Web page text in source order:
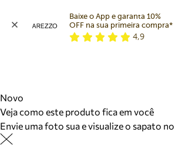
Scarpin
Mocassim
Baixe o App e garanta 10%
OFF na sua primeira compra*
4,9
Novo
Veja como este produto fica em você
Envie uma foto sua e visualize o sapato